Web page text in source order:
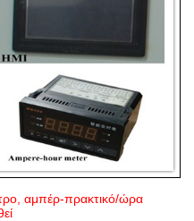
αμπέρ-πρακτικό/ώρα